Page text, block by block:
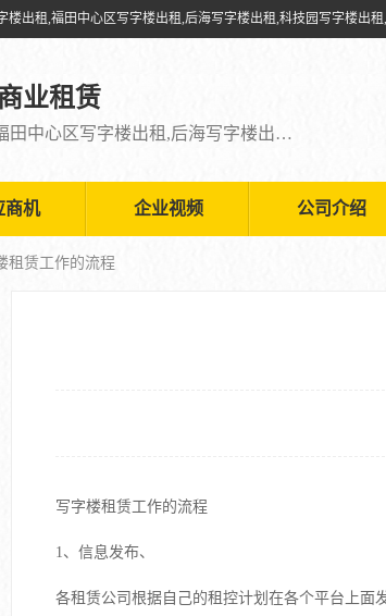
业租赁
福田写字楼出租,福田中心区写字楼出租,后海写字楼出租,科技园写字楼出租,南山写字楼出租,前海写字楼出租,宝安中心写字楼出租
商机 企业视频 公司介绍
租赁工作的流程
写字楼租赁工作的流程
1、信息发布、
各租赁公司根据自己的租控计划在各个平台上面